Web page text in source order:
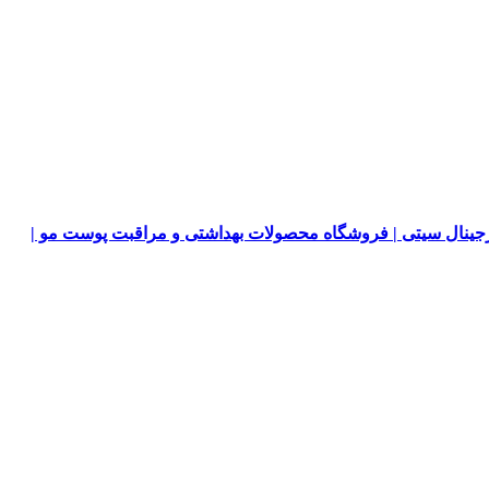
سیتی | فروشگاه محصولات بهداشتی و مراقبت پوست مو |